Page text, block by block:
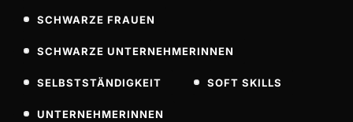
SCHWARZE FRAUEN
SCHWARZE UNTERNEHMERINNEN
SELBSTSTÄNDIGKEIT SOFT SKILLS
UNTERNEHMERINNEN